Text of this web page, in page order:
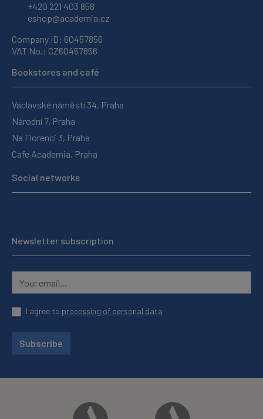
+420 221 403 858
eshop@academia.cz
Company ID: 60457856
VAT No.: CZ60457856
Bookstores and café
Václavské náměstí 34, Praha
Národní 7, Praha
Na Florenci 3, Praha
Cafe Academia, Praha
Social networks
Newsletter subscription
I agree to processing of personal data
Subscribe